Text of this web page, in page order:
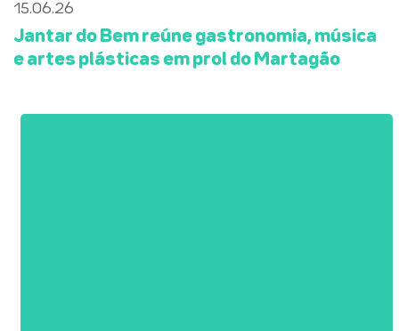
15.06.26
Jantar do Bem reúne gastronomia, música
e artes plásticas em prol do Martagão